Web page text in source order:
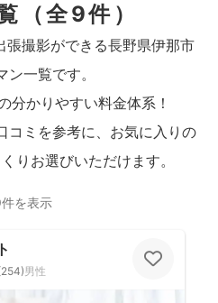
（全9件）
張撮影ができる長野県伊那市
ン一覧です。
かりやすい料金体系！
コミを参考に、お気に入りの
りお選びいただけます。
を表示
254)男性